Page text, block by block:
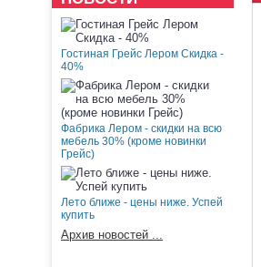
Гостиная Грейс Лером Скидка -
40%
Фабрика Лером - скидки на всю
мебель 30% (кроме новинки
Грейс)
Лето ближе - цены ниже. Успей
купить
Архив новостей ...